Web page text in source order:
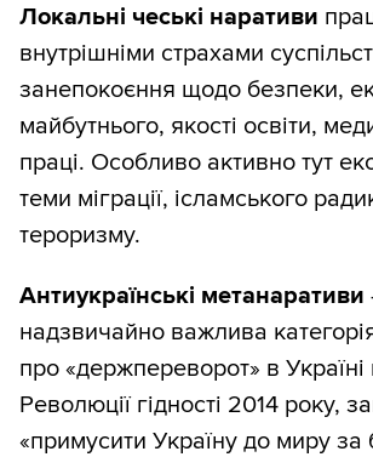
Локальні чеські наративи
внутрішніми страхами
занепокоєння щодо безпеки,
майбутнього, якості освіти,
праці. Особливо активно тут
теми міграції, ісламського
тероризму.
Антиукраїнські метанаративи
надзвичайно важлива
про «держпереворот» в Україні
Революції гідності 2014 року,
«примусити Україну до миру за